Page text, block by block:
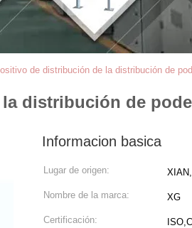
de distribución de la distribución de
distribución de
Informacion basica
Lugar de origen:
Nombre de la marca: XG
Certificación: